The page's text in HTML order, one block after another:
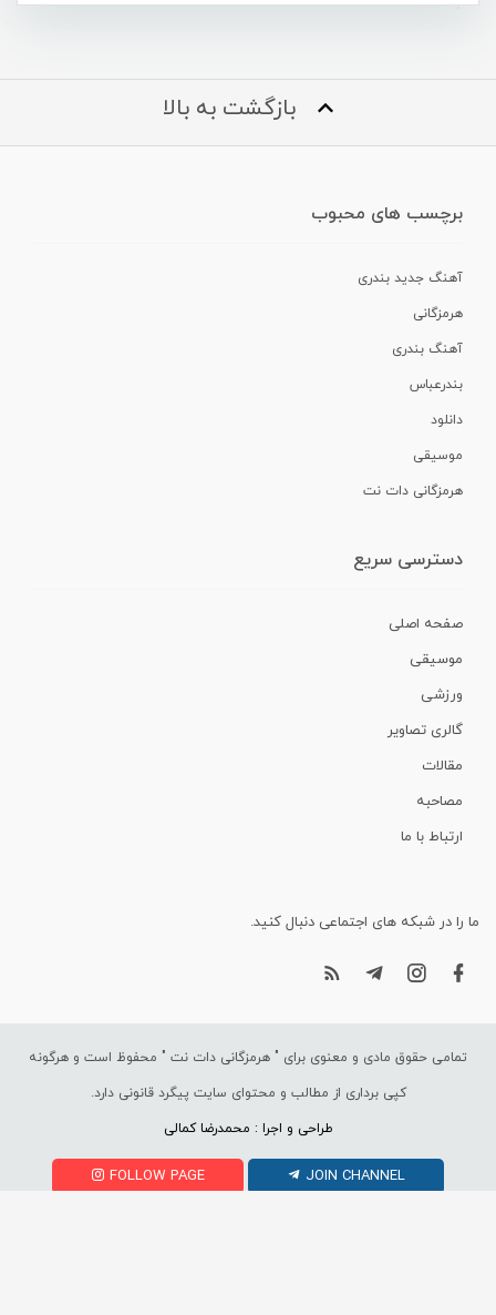
بازگشت به بالا
برچسب های محبوب
آهنگ جدید بندری
هرمزگانی
آهنگ بندری
بندرعباس
دانلود
موسیقی
هرمزگانی دات نت
دسترسی سریع
صفحه اصلی
موسیقی
ورزشی
گالری تصاویر
مقالات
مصاحبه
ارتباط با ما
ما را در شبکه های اجتماعی دنبال کنید.
تمامی حقوق مادی و معنوی برای " هرمزگانی دات نت " محفوظ است و هرگونه
کپی برداری از مطالب و محتوای سایت پیگرد قانونی دارد.
طراحی و اجرا : محمدرضا کمالی
FOLLOW PAGE JOIN CHANNEL